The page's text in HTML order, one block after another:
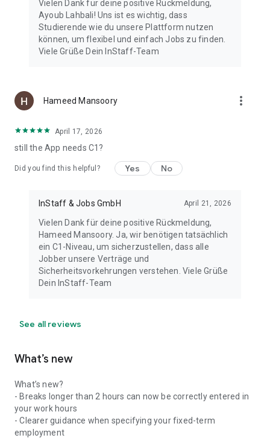
Vielen Dank für deine positive Rückmeldung,
Ayoub Lahbali! Uns ist es wichtig, dass
Studierende wie du unsere Plattform nutzen
können, um flexibel und einfach Jobs zu finden.
Viele Grüße Dein InStaff-Team
Hameed Mansoory more_vert
April 17, 2026
still the App needs C1?
Did you find this helpful? Yes No
InStaff & Jobs GmbH April 21, 2026
Vielen Dank für deine positive Rückmeldung,
Hameed Mansoory. Ja, wir benötigen tatsächlich
ein C1-Niveau, um sicherzustellen, dass alle
Jobber unsere Verträge und
Sicherheitsvorkehrungen verstehen. Viele Grüße
Dein InStaff-Team
See all reviews
What’s new
What’s new?
- Breaks longer than 2 hours can now be correctly entered in
your work hours
- Clearer guidance when specifying your fixed-term
employment